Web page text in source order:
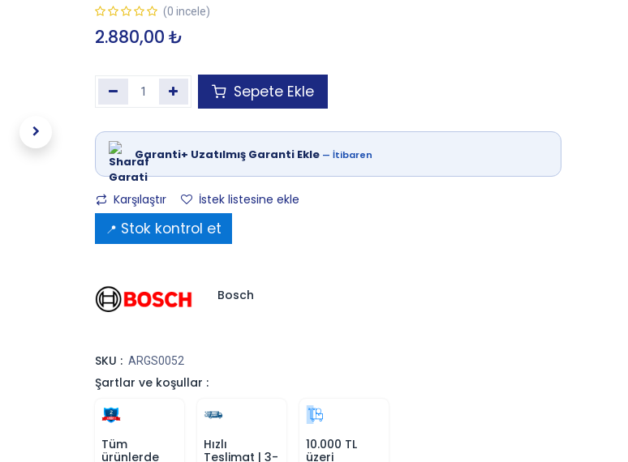
(0 incele)
2.880,00 ₺
Sepete Ekle
Garanti+ Uzatılmış Garanti Ekle — İtibaren
Karşılaştır
İstek listesine ekle
📍 Stok kontrol et
Bosch
SKU : ARGS0052
Şartlar ve koşullar :
Tüm
ürünlerde
Hızlı
Teslimat | 3-
10.000 TL
üzeri